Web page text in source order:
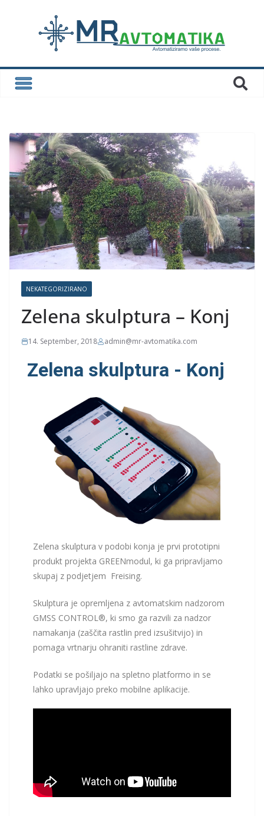
NEKATEGORIZIRANO
Zelena skulptura – Konj
14. September, 2018 admin@mr-avtomatika.com
Zelena skulptura - Konj
Zelena skulptura v podobi konja je prvi prototipni
produkt projekta GREENmodul, ki ga pripravljamo
skupaj z podjetjem Freising.
Skulptura je opremljena z avtomatskim nadzorom
GMSS CONTROL®, ki smo ga razvili za nadzor
namakanja (zaščita rastlin pred izsušitvijo) in
pomaga vrtnarju ohraniti rastline zdrave.
Podatki se pošiljajo na spletno platformo in se
lahko upravljajo preko mobilne aplikacije.